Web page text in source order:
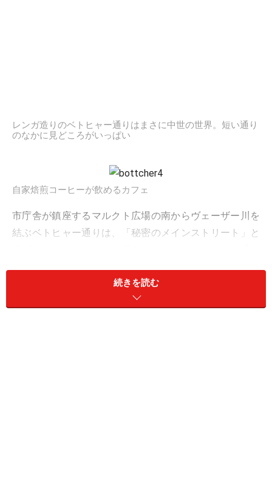
レンガ造りのベトヒャー通りはまさに中世の世界。短い通り
のなかに見どころがいっぱい
自家焙煎コーヒーが飲めるカフェ
市庁舎が鎮座するマルクト広場の南からヴェーザー川を
結ぶベトヒャー通りは、「秘密のメインストリート」と
が、中世の街並みを再現しよう！ と私財を投じ、一流建
築家たちに依頼して造り上げたもの。個性あふれるレン
続きを読む